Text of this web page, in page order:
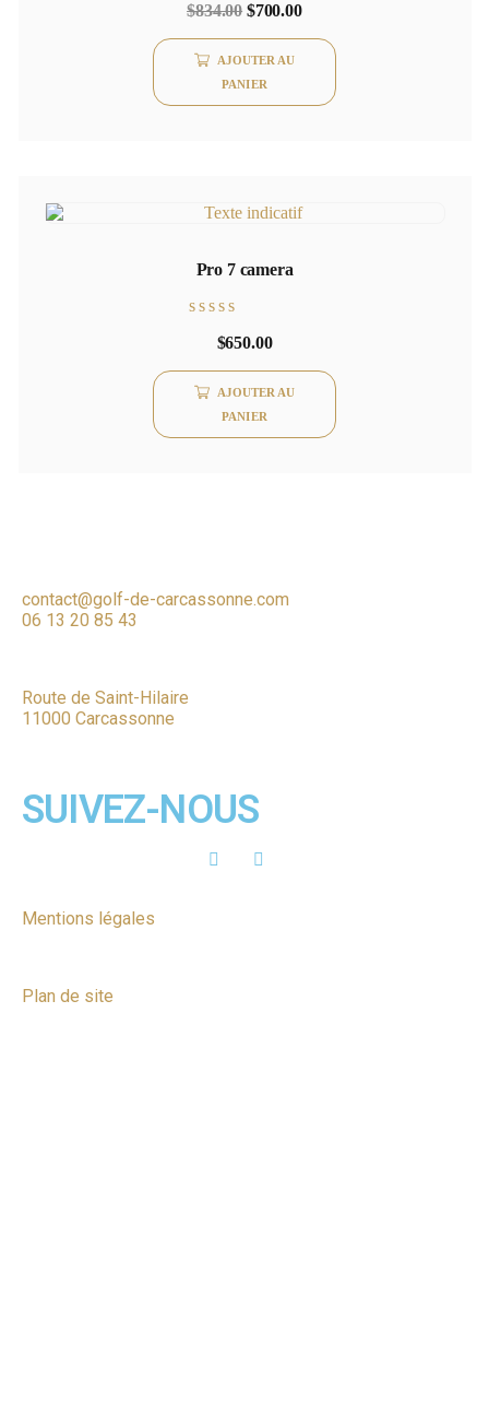
5.00
sur 5
$834.00 $700.00
AJOUTER AU
PANIER
Pro 7 camera
Note
sur
5
$650.00
AJOUTER AU
PANIER
contact@golf-de-carcassonne.com
06 13 20 85 43
Route de Saint-Hilaire
11000 Carcassonne
SUIVEZ-NOUS
Mentions légales
Plan de site